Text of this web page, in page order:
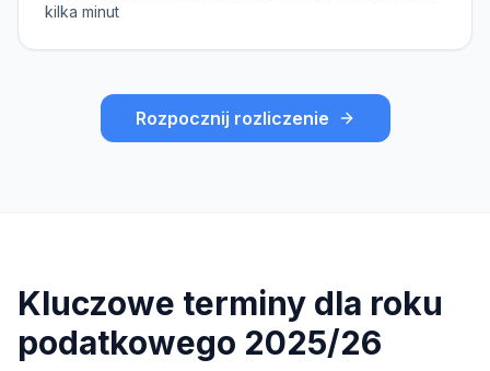
kilka minut
Rozpocznij rozliczenie
Kluczowe terminy dla roku
podatkowego 2025/26